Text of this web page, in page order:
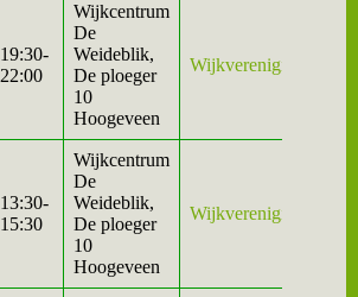
19:30-
22:00
Wijkcentrum
De
Weideblik,
De ploeger
10
Hoogeveen
Wijkvereniging
13:30-
15:30
Wijkcentrum
De
Weideblik,
De ploeger
10
Hoogeveen
Wijkvereniging